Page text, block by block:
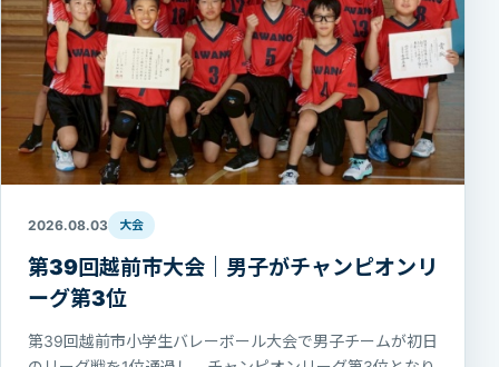
2026.08.03 大会
第39回越前市大会｜男子がチャンピオンリ
ーグ第3位
第39回越前市小学生バレーボール大会で男子チームが初日